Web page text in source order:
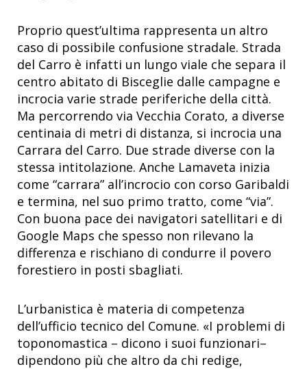
Proprio quest’ultima rappresenta un altro
caso di possibile confusione stradale. Strada
del Carro è infatti un lungo viale che separa il
centro abitato di Bisceglie dalle campagne e
incrocia varie strade periferiche della città.
Ma percorrendo via Vecchia Corato, a diverse
centinaia di metri di distanza, si incrocia una
Carrara del Carro. Due strade diverse con la
stessa intitolazione. Anche Lamaveta inizia
come “carrara” all’incrocio con corso Garibaldi
e termina, nel suo primo tratto, come “via”.
Con buona pace dei navigatori satellitari e di
Google Maps che spesso non rilevano la
differenza e rischiano di condurre il povero
forestiero in posti sbagliati.
L’urbanistica è materia di competenza
dell’ufficio tecnico del Comune. «I problemi di
toponomastica – dicono i suoi funzionari–
dipendono più che altro da chi redige,